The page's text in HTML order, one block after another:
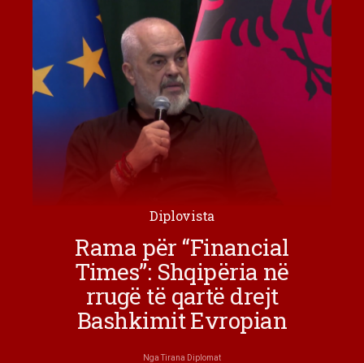
Diplovista
Rama për “Financial
Times”: Shqipëria në
rrugë të qartë drejt
Bashkimit Evropian
NgaTirana Diplomat